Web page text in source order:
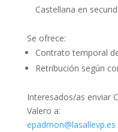
Castellana en
Se ofrece:
Contrato temporal
Retribución según
Interesados/as enviar
Valero a:
epadmon@lasallevp.es